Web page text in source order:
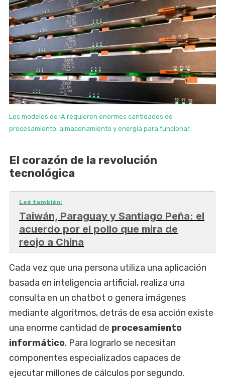
Los modelos de IA requieren enormes cantidades de
procesamiento, almacenamiento y energía para funcionar.
El corazón de la revolución
tecnológica
Leé también:
Taiwán, Paraguay y Santiago Peña: el
acuerdo por el pollo que mira de
reojo a China
Cada vez que una persona utiliza una aplicación
basada en inteligencia artificial, realiza una
consulta en un chatbot o genera imágenes
mediante algoritmos, detrás de esa acción existe
una enorme cantidad de procesamiento
informático. Para lograrlo se necesitan
componentes especializados capaces de
ejecutar millones de cálculos por segundo.